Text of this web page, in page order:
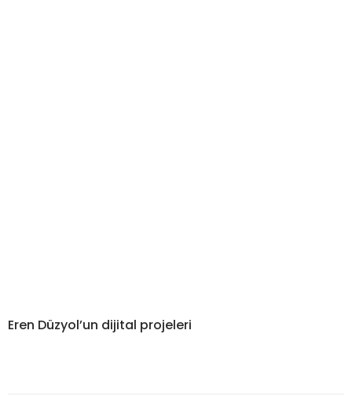
Eren Düzyol’un dijital projeleri